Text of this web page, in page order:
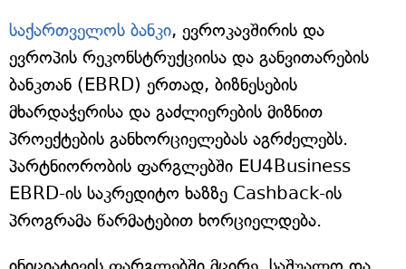
საქართველოს ბანკი, ევროკავშირის და
ევროპის რეკონსტრუქციისა და განვითარების
ბანკთან (EBRD) ერთად, ბიზნესების
მხარდაჭერისა და გაძლიერების მიზნით
პროექტების განხორციელებას აგრძელებს.
პარტნიორობის ფარგლებში EU4Business
EBRD-ის საკრედიტო ხაზზე Cashback-ის
პროგრამა წარმატებით ხორციელდება.